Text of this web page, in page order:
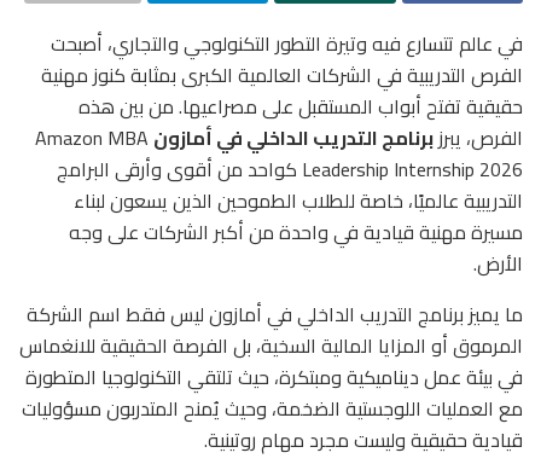
في عالم تتسارع فيه وتيرة التطور التكنولوجي والتجاري، أصبحت
الفرص التدريبية في الشركات العالمية الكبرى بمثابة كنوز مهنية
حقيقية تفتح أبواب المستقبل على مصراعيها. من بين هذه
الفرص، يبرزبرنامج التدريب الداخلي في أمازون Amazon MBA
Leadership Internship 2026 كواحد من أقوى وأرقى البرامج
التدريبية عالميًا، خاصة للطلاب الطموحين الذين يسعون لبناء
مسيرة مهنية قيادية في واحدة من أكبر الشركات على وجه
الأرض.
ما يميز برنامج التدريب الداخلي في أمازون ليس فقط اسم الشركة
المرموق أو المزايا المالية السخية، بل الفرصة الحقيقية للانغماس
في بيئة عمل ديناميكية ومبتكرة، حيث تلتقي التكنولوجيا المتطورة
مع العمليات اللوجستية الضخمة، وحيث يُمنح المتدربون مسؤوليات
قيادية حقيقية وليست مجرد مهام روتينية.